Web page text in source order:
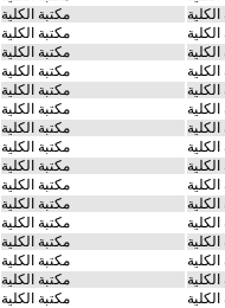
مكتبة الكلية
مكتبة الكلية
مكتبة الكلية
مكتبة الكلية
مكتبة الكلية
مكتبة الكلية
مكتبة الكلية
مكتبة الكلية
مكتبة الكلية
مكتبة الكلية
مكتبة الكلية
مكتبة الكلية
مكتبة الكلية
مكتبة الكلية
مكتبة الكلية
مكتبة الكلية